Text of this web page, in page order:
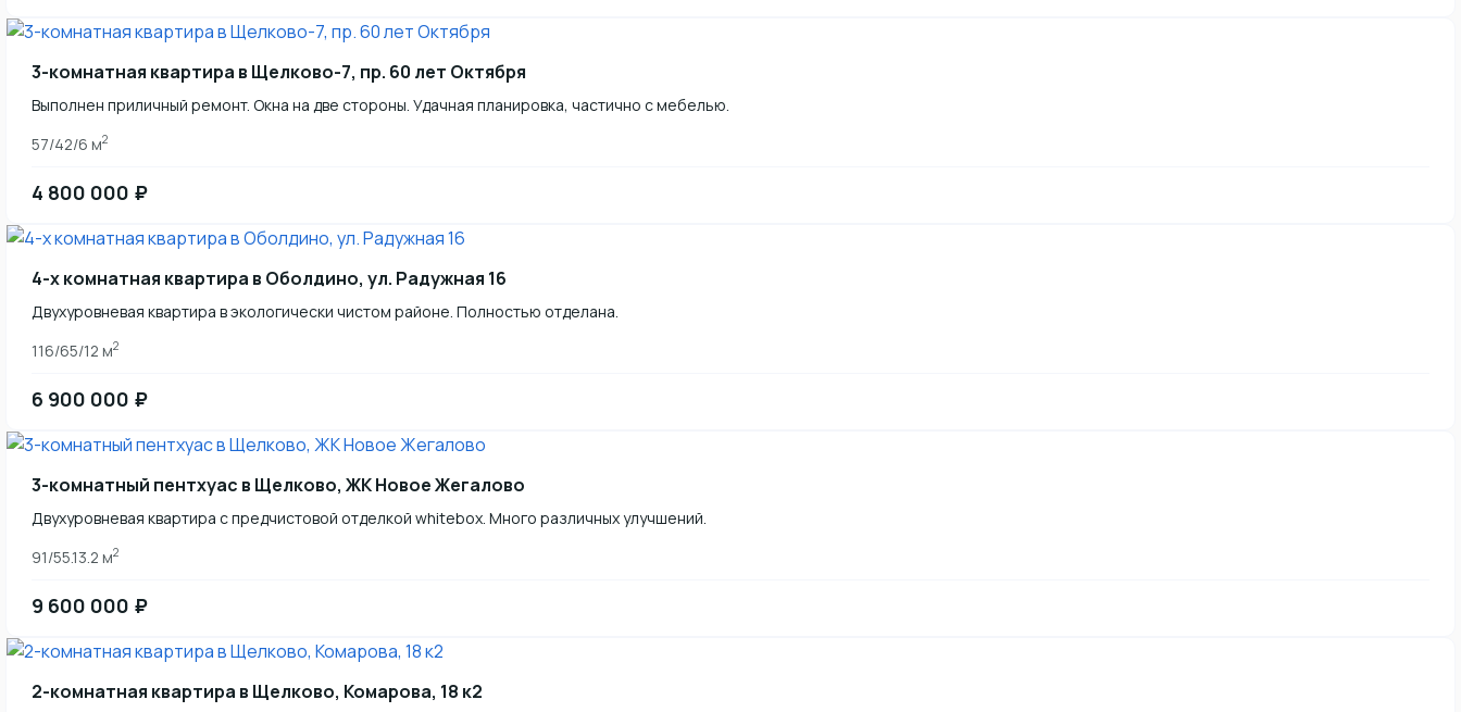
3-комнатная квартира в Щелково-7, пр. 60 лет Октября
Выполнен приличный ремонт. Окна на две стороны. Удачная планировка, частично с мебелью.
57/42/6 м2
4 800 000 ₽
4-х комнатная квартира в Оболдино, ул. Радужная 16
Двухуровневая квартира в экологически чистом районе. Полностью отделана.
116/65/12 м2
6 900 000 ₽
3-комнатный пентхуас в Щелково, ЖК Новое Жегалово
Двухуровневая квартира с предчистовой отделкой whitebox. Много различных улучшений.
91/55.13.2 м2
9 600 000 ₽
2-комнатная квартира в Щелково, Комарова, 18 к2